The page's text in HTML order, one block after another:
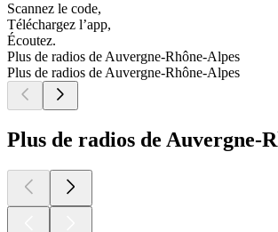
Scannez le code,
Téléchargez l’app,
Écoutez.
Plus de radios de Auvergne-Rhône-Alpes
Plus de radios de Auvergne-Rhône-Alpes
Plus de radios de Auvergne-